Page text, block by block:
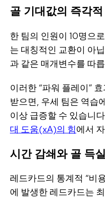
골 기대값의 즉각
한 팀의 인원이 10명으
는 대칭적인 교환이 아
과 같은 매개변수를 따
이러한 “파워 플레이”
받으면, 우세 팀은 역습
이상 급증할 수 있습니
대 도움(xA)의 힘에서
시간 감쇄와 골 득실
레드카드의 통계적 “비
에 발생한 레드카드는